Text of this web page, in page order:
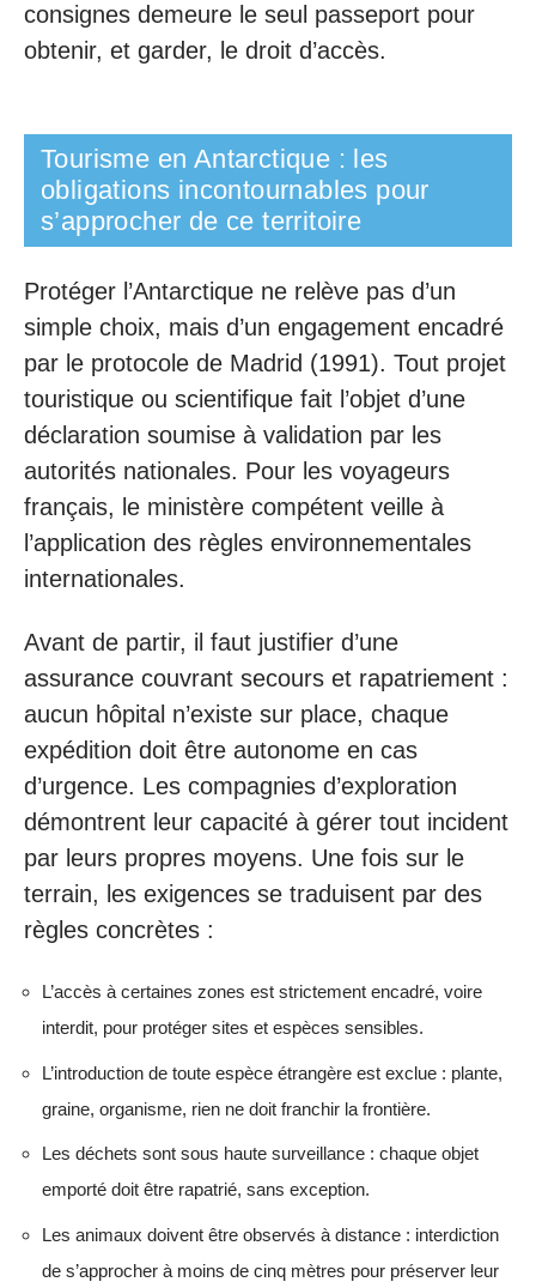
consignes demeure le seul passeport pour
obtenir, et garder, le droit d’accès.
Tourisme en Antarctique : les
obligations incontournables pour
s’approcher de ce territoire
Protéger l’Antarctique ne relève pas d’un
simple choix, mais d’un engagement encadré
par le protocole de Madrid (1991). Tout projet
touristique ou scientifique fait l’objet d’une
déclaration soumise à validation par les
autorités nationales. Pour les voyageurs
français, le ministère compétent veille à
l’application des règles environnementales
internationales.
Avant de partir, il faut justifier d’une
assurance couvrant secours et rapatriement :
aucun hôpital n’existe sur place, chaque
expédition doit être autonome en cas
d’urgence. Les compagnies d’exploration
démontrent leur capacité à gérer tout incident
par leurs propres moyens. Une fois sur le
terrain, les exigences se traduisent par des
règles concrètes :
L’accès à certaines zones est strictement encadré, voire
interdit, pour protéger sites et espèces sensibles.
L’introduction de toute espèce étrangère est exclue : plante,
graine, organisme, rien ne doit franchir la frontière.
Les déchets sont sous haute surveillance : chaque objet
emporté doit être rapatrié, sans exception.
Les animaux doivent être observés à distance : interdiction
de s’approcher à moins de cinq mètres pour préserver leur